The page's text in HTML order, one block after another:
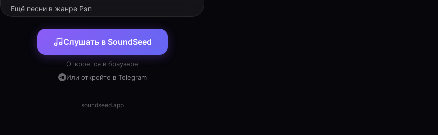
[VERSE 1]
Дороги Тольятти — асфальт и мечты,
На каждом этапе сжигаем мосты.
Как там Илья? Передай наш салют,
Знаю, что парни своих не сдают.
Каждый барьер — это просто разбег,
Ещё песни в жанре Рэп
Слушать в SoundSeed
Откроется в браузере
Или откройте в Telegram
soundseed.app